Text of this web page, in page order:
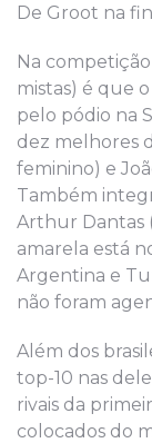
De Groot na
Na
mistas) é que
pelo pódio na
dez melhores
feminino) e
Também
Arthur Dantas
amarela está
Argentina e
não foram
Além dos
top-10 nas
rivais da
colocados do